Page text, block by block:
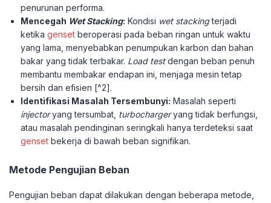
penurunan performa.
Mencegah Wet Stacking: Kondisi wet stackingterjadi
ketikagenset beroperasi pada beban ringan untuk waktu
yang lama, menyebabkan penumpukan karbon dan bahan
bakar yang tidak terbakar. Load testdengan beban penuh
membantu membakar endapan ini, menjaga mesin tetap
bersih dan efisien [^2].
Identifikasi Masalah Tersembunyi: Masalah seperti
injectoryang tersumbat, turbochargeryang tidak berfungsi,
atau masalah pendinginan seringkali hanya terdeteksi saat
genset bekerja di bawah beban signifikan.
Metode Pengujian Beban
Pengujian beban dapat dilakukan dengan beberapa metode,